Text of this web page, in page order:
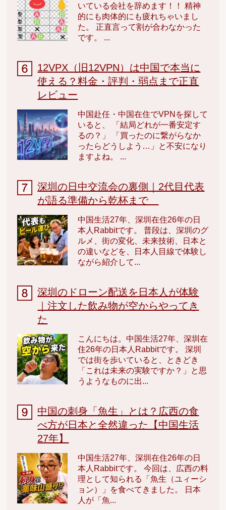
いている会社を辞めます！！ 精神
的にも肉体的にも疲れちゃいまし
た。 正直言って割が合わなかった
です。 ...
12VPX（旧12VPN）は中国で本当に
使える？料金・評判・弱点まで正直
レビュー
中国赴任・中国在住でVPNを探して
いると、 「結局どれが一番安定す
るの？」 「買ったのに繋がらなか
ったらどうしよう…」と不安になり
ますよね。 ...
深圳の日中交流会の裏側｜2代目代表
が語る準備から乾杯まで
中国生活27年、深圳在住26年の日
本人Rabbitです。 普段は、深圳のグ
ルメ、街の変化、未来技術、日本と
の違いなどを、日本人目線で体験し
ながら紹介して...
深圳のドローン配送を日本人が体験
｜注文した飲み物が空からやってき
た
こんにちは。中国生活27年、深圳在
住26年の日本人Rabbitです。 深圳
では街を歩いていると、ときどき
「これは未来の実験ですか？」と思
うようなものに出...
中国の刺身「魚生」とは？広西の食
べ方が日本と全然違った【中国生活
27年】
中国生活27年、深圳在住26年の日
本人Rabbitです。 今回は、広西の料
理として知られる「魚生（ユィーシ
ョン）」を食べてきました。 日本
人が「魚...